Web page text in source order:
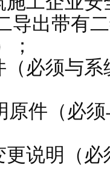
导出带有
；
必须与系
件（必须
说明（必